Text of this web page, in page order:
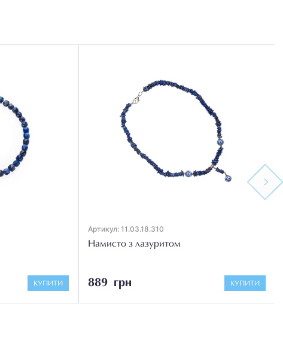
КУПИТИ
Артикул: 11.03.18.310
Намисто з лазуритом
889 грн КУПИТИ
Next